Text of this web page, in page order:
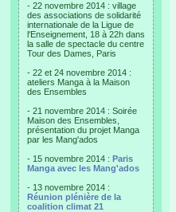
- 22 novembre 2014 : village
des associations de solidarité
internationale de la Ligue de
l'Enseignement, 18 à 22h dans
la salle de spectacle du centre
Tour des Dames, Paris
- 22 et 24 novembre 2014 :
ateliers Manga à la Maison
des Ensembles
- 21 novembre 2014 : Soirée
Maison des Ensembles,
présentation du projet Manga
par les Mang'ados
- 15 novembre 2014 : Paris
Manga avec les Mang'ados
- 13 novembre 2014 :
Réunion plénière de la
coalition climat 21